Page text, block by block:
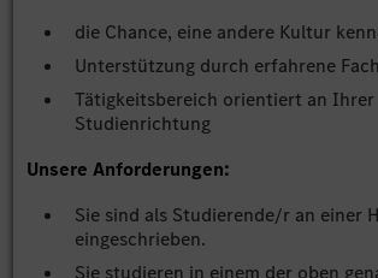
die Chance, eine andere Kultur
Unterstützung durch erfahrene
Tätigkeitsbereich orientiert an Ihrer
Studienrichtung
Unsere Anforderungen:
Sie sind als Studierende/r an einer
eingeschrieben.
Sie studieren in einem der oben